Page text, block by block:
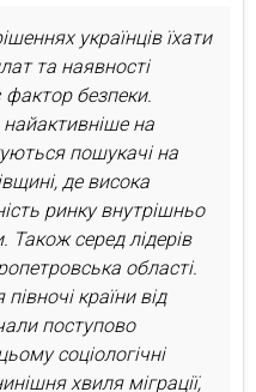
українців їхати
та наявності
фактор безпеки.
на
пошукачі на
де висока
ринку внутрішньо
серед лідерів
області.
країни від
поступово
соціологічні
хвиля міграції,